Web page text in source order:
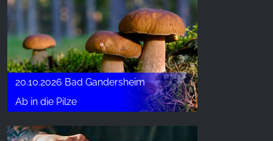
20.10.2026 Bad Gandersheim
Ab in die Pilze